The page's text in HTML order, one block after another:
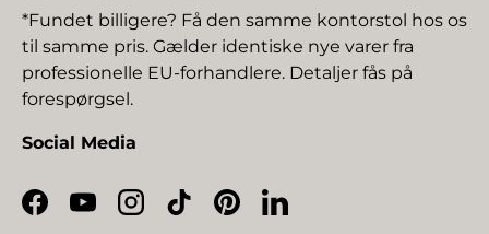
*Fundet billigere? Få den samme kontorstol hos os
til samme pris. Gælder identiske nye varer fra
professionelle EU-forhandlere. Detaljer fås på
forespørgsel.
Social Media
Facebook
YouTubeInstagram
TikTokPinterestLinkedIn